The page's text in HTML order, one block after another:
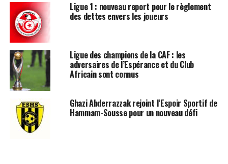
Ligue 1 : nouveau report pour le règlement
des dettes envers les joueurs
Ligue des champions de la CAF : les
adversaires de l’Espérance et du Club
Africain sont connus
Ghazi Abderrazzak rejoint l’Espoir Sportif de
Hammam-Sousse pour un nouveau défi